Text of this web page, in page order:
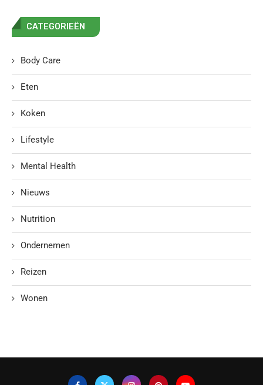
CATEGORIEËN
Body Care
Eten
Koken
Lifestyle
Mental Health
Nieuws
Nutrition
Ondernemen
Reizen
Wonen